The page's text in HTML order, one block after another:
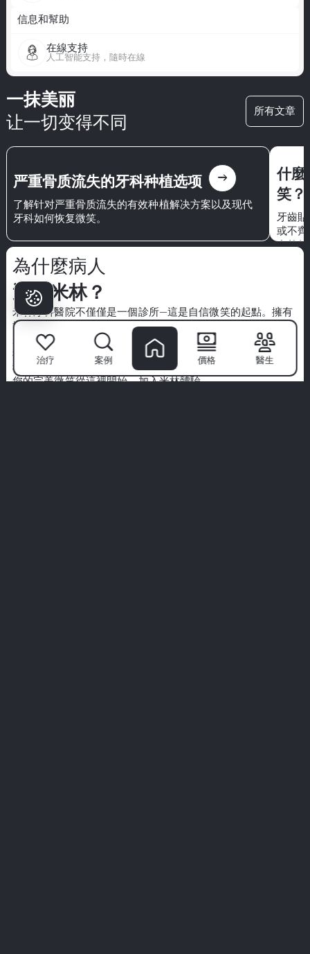
信息和幫助
在線支持
人工智能支持，隨時在線
一抹美丽
让一切变得不同
所有文章
严重骨质流失的牙科种植选项 east
了解针对严重骨质流失的有效种植解决方案以及现代
牙科如何恢复微笑。
什麼
笑？
牙齒
或不
自然
為什麼病人
選擇米林？
米林牙科醫院不僅僅是一個診所—這是自信微笑的起點。擁有
世界級專家的團隊、先進的技術和以病人為中心的方法，我們
將牙科護理轉變為高端體驗。
我們優先考慮衛生、舒適和為您量身定制的治療。不要僅僅聽
我們的話—探索來自真實病人的真實故事。
您的完美微笑從這裡開始。加入米林體驗。
治疗 案例 價格 醫生